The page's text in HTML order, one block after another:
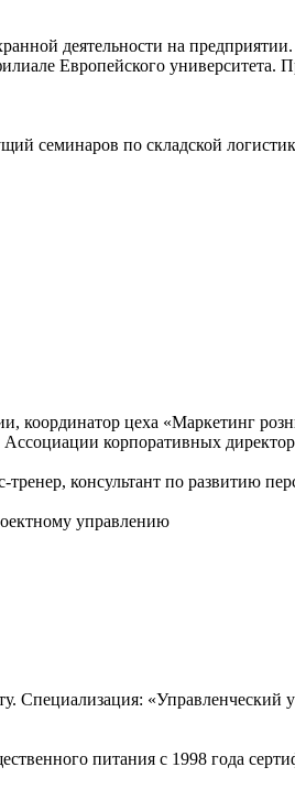
деятельности на
Европейского университета.
семинаров по складской
координатор цеха «Маркетинг
корпоративных
консультант по развитию
управлению
Специализация:
питания с 1998 года